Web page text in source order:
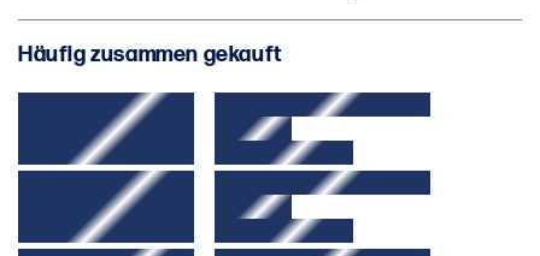
Elastische Baumwollmischung
Verschiedene Längen und Farben verfügbar
3 Paar pro Packung
Kaltwäsche (30°C)
Nicht bügeln
Bei niedriger Temperatur im Trockner trocknen
oder zum Trocknen aufhängen
Häufig zusammen gekauft